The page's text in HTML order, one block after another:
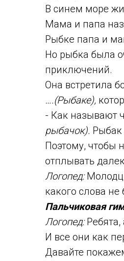
В синем море
Мама и папа
Рыбке папа и
Но рыбка была
приключений.
Она встретила
….(Рыбаке),
- Как называют
рыбачок). Рыбак
Поэтому, чтобы
отплывать
Логопед:
какого слова
Пальчиковая
Логопед:
И все они как
Давайте